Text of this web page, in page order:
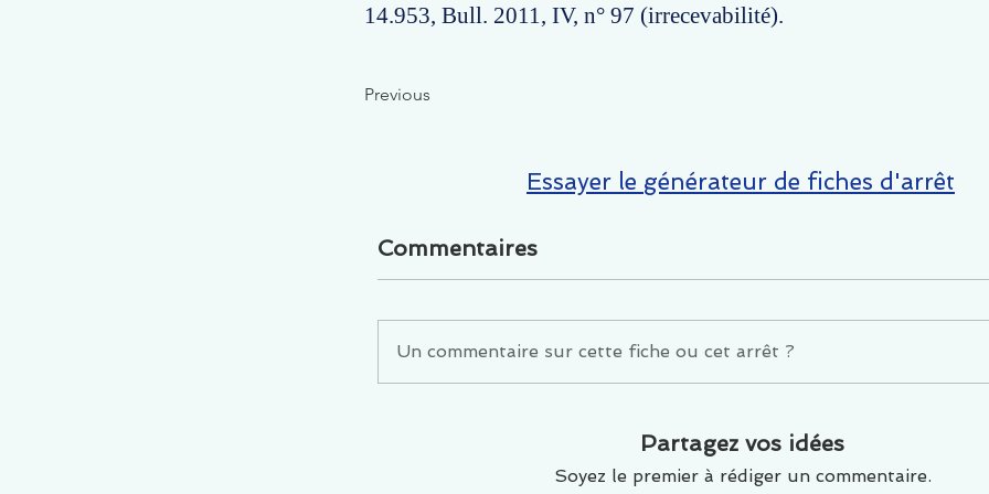
14.953, Bull. 2011, IV, n° 97 (irrecevabilité).
Previous
Essayer le générateur de fiches d'arrêt
Commentaires
Un commentaire sur cette fiche ou cet arrêt ?
Partagez vos idées
Soyez le premier à rédiger un commentaire.